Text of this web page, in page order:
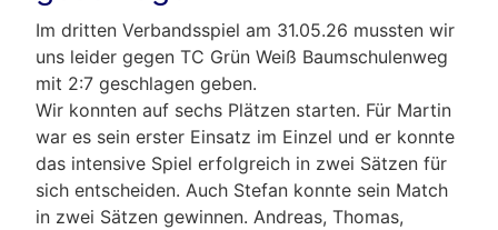
Im dritten Verbandsspiel am 31.05.26 mussten wir
uns leider gegen TC Grün Weiß Baumschulenweg
mit 2:7 geschlagen geben.
Wir konnten auf sechs Plätzen starten. Für Martin
war es sein erster Einsatz im Einzel und er konnte
das intensive Spiel erfolgreich in zwei Sätzen für
sich entscheiden. Auch Stefan konnte sein Match
in zwei Sätzen gewinnen. Andreas, Thomas,